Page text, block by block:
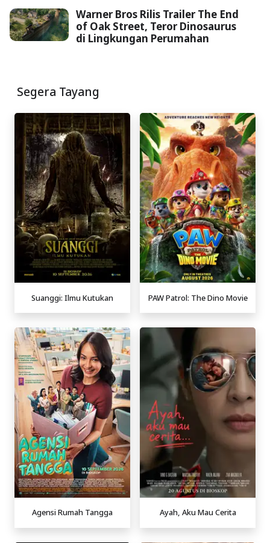
Warner Bros Rilis Trailer The End
of Oak Street, Teror Dinosaurus
di Lingkungan Perumahan
Segera Tayang
Suanggi: Ilmu Kutukan PAW Patrol: The Dino Movie
Agensi Rumah Tangga Ayah, Aku Mau Cerita